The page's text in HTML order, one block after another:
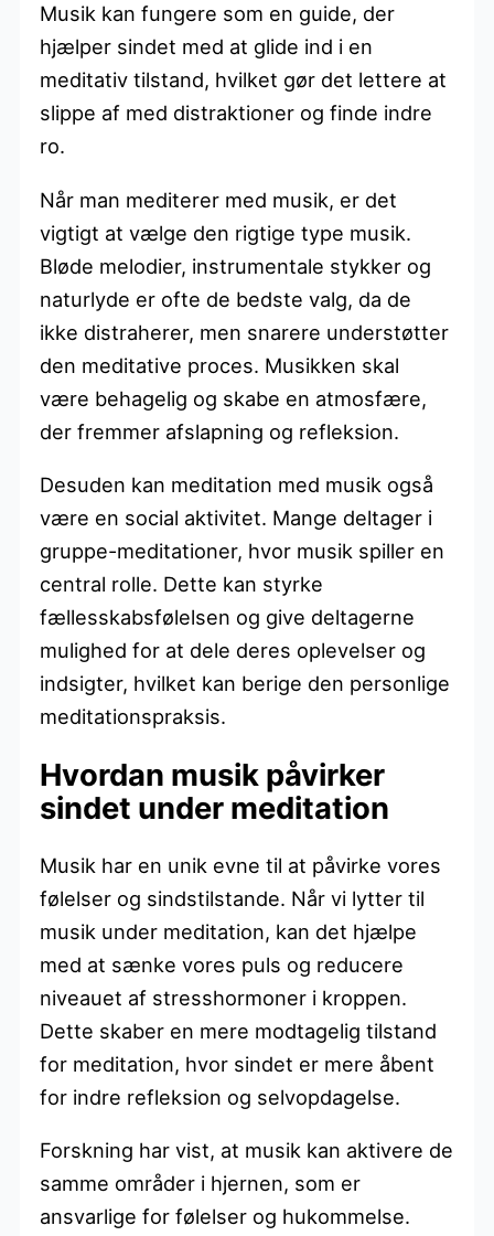
Musik kan fungere som en guide, der
hjælper sindet med at glide ind i en
meditativ tilstand, hvilket gør det lettere at
slippe af med distraktioner og finde indre
ro.
Når man mediterer med musik, er det
vigtigt at vælge den rigtige type musik.
Bløde melodier, instrumentale stykker og
naturlyde er ofte de bedste valg, da de
ikke distraherer, men snarere understøtter
den meditative proces. Musikken skal
være behagelig og skabe en atmosfære,
der fremmer afslapning og refleksion.
Desuden kan meditation med musik også
være en social aktivitet. Mange deltager i
gruppe-meditationer, hvor musik spiller en
central rolle. Dette kan styrke
fællesskabsfølelsen og give deltagerne
mulighed for at dele deres oplevelser og
indsigter, hvilket kan berige den personlige
meditationspraksis.
Hvordan musik påvirker
sindet under meditation
Musik har en unik evne til at påvirke vores
følelser og sindstilstande. Når vi lytter til
musik under meditation, kan det hjælpe
med at sænke vores puls og reducere
niveauet af stresshormoner i kroppen.
Dette skaber en mere modtagelig tilstand
for meditation, hvor sindet er mere åbent
for indre refleksion og selvopdagelse.
Forskning har vist, at musik kan aktivere de
samme områder i hjernen, som er
ansvarlige for følelser og hukommelse.